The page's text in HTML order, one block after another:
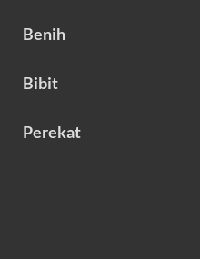
Benih
Bibit
Perekat